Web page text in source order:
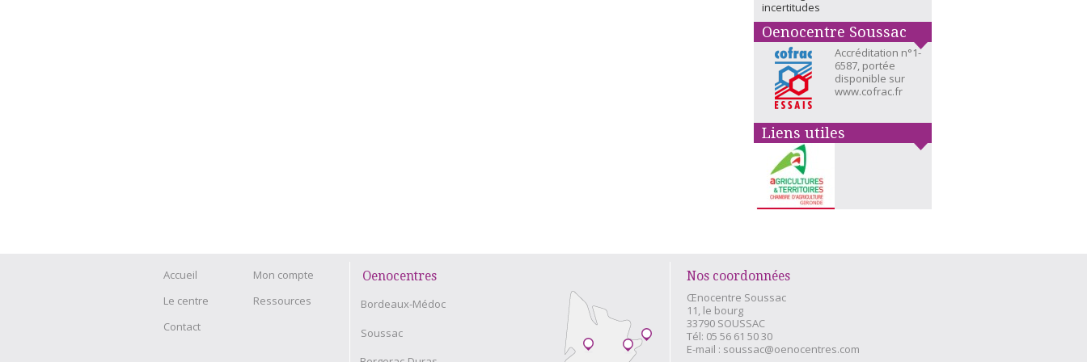
incertitudes
Oenocentre Soussac
Accréditation n°1-
6587, portée
disponible sur
www.cofrac.fr
Liens utiles
Accueil
Mon compte
Le centre
Ressources
Contact
Oenocentres
Bordeaux-Médoc
Soussac
Nos coordonnées
Œnocentre Soussac
11, le bourg
33790 SOUSSAC
Tél: 05 56 61 50 30
E-mail : soussac@oenocentres.com